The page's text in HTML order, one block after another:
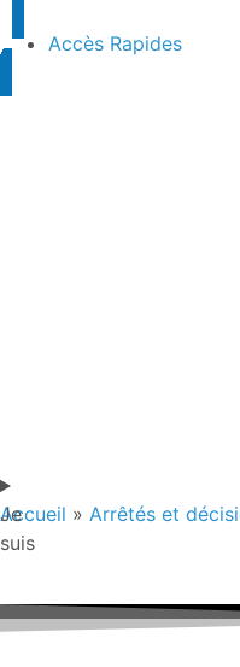
Accès Rapides
Je
suis
Accueil » Arrêtés et